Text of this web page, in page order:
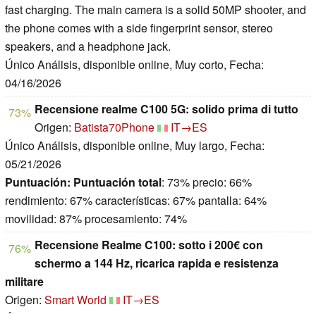
fast charging. The main camera is a solid 50MP shooter, and
the phone comes with a side fingerprint sensor, stereo
speakers, and a headphone jack.
Único Análisis, disponible online, Muy corto, Fecha:
04/16/2026
73% Recensione realme C100 5G: solido prima di tutto
Origen: Batista70Phone
IT→ES
Único Análisis, disponible online, Muy largo, Fecha:
05/21/2026
Puntuación: Puntuación total: 73% precio: 66%
rendimiento: 67% características: 67% pantalla: 64%
movilidad: 87% procesamiento: 74%
76% Recensione Realme C100: sotto i 200€ con
schermo a 144 Hz, ricarica rapida e resistenza
militare
Origen: Smart World
IT→ES